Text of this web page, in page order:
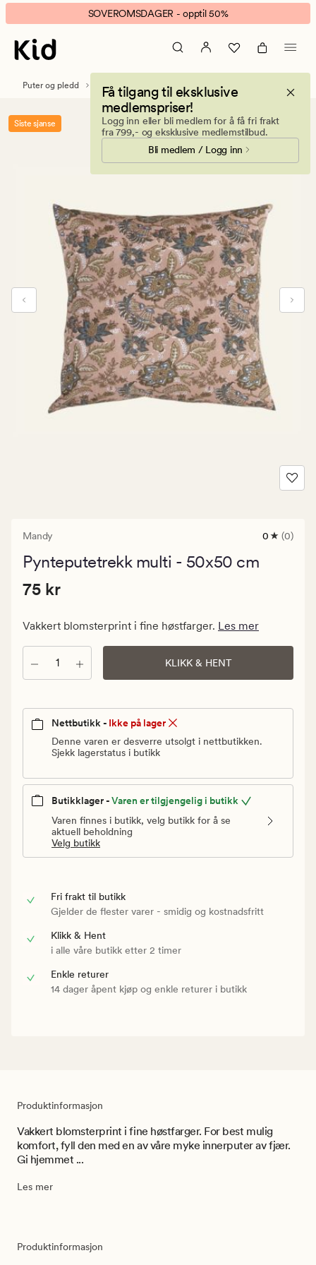
Mandy
pynteputetrekk
multi
banner.
Klikk
ESCAPE
pause.
SOVEROMSDAGER - opptil 50%
Få tilgang til eksklusive
medlemspriser!
Logg inn eller bli medlem for å få fri frakt
fra 799,- og eksklusive medlemstilbud.
Bli medlem / Logg inn
Puter og pledd Pynteputer Pynteputetrekk
Siste sjanse
Mandy
0
0 (0)
Pynteputetrekk multi - 50x50 cm
Pris
pris
75
Pris 75 kr
75 kr
Vakkert blomsterprint i fine høstfarger. Les mer
Antall KLIKK & HENT
Nettbutikk - Ikke på lager
Denne varen er desverre utsolgt i nettbutikken.
Sjekk lagerstatus i butikk
Butikklager -Varen er tilgjengelig i butikk
Varen finnes i butikk, velg butikk for å se
aktuell beholdning
Velg butikk
Fri frakt til butikk
Gjelder de flester varer - smidig og kostnadsfritt
Klikk & Hent
i alle våre butikk etter 2 timer
Enkle returer
14 dager åpent kjøp og enkle returer i butikk
Produktinformasjon
Vakkert blomsterprint i fine høstfarger. For best mulig
komfort, fyll den med en av våre myke innerputer av fjær.
Gi hjemmet ...
Les mer
Produktinformasjon